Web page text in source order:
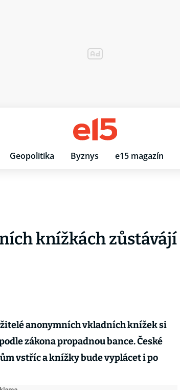
Geopolitika Byznys e15 magazín
knížkách zůstávájí
anonymních vkladních knížek si
zákona propadnou bance. České
vstříc a knížky bude vyplácet i po